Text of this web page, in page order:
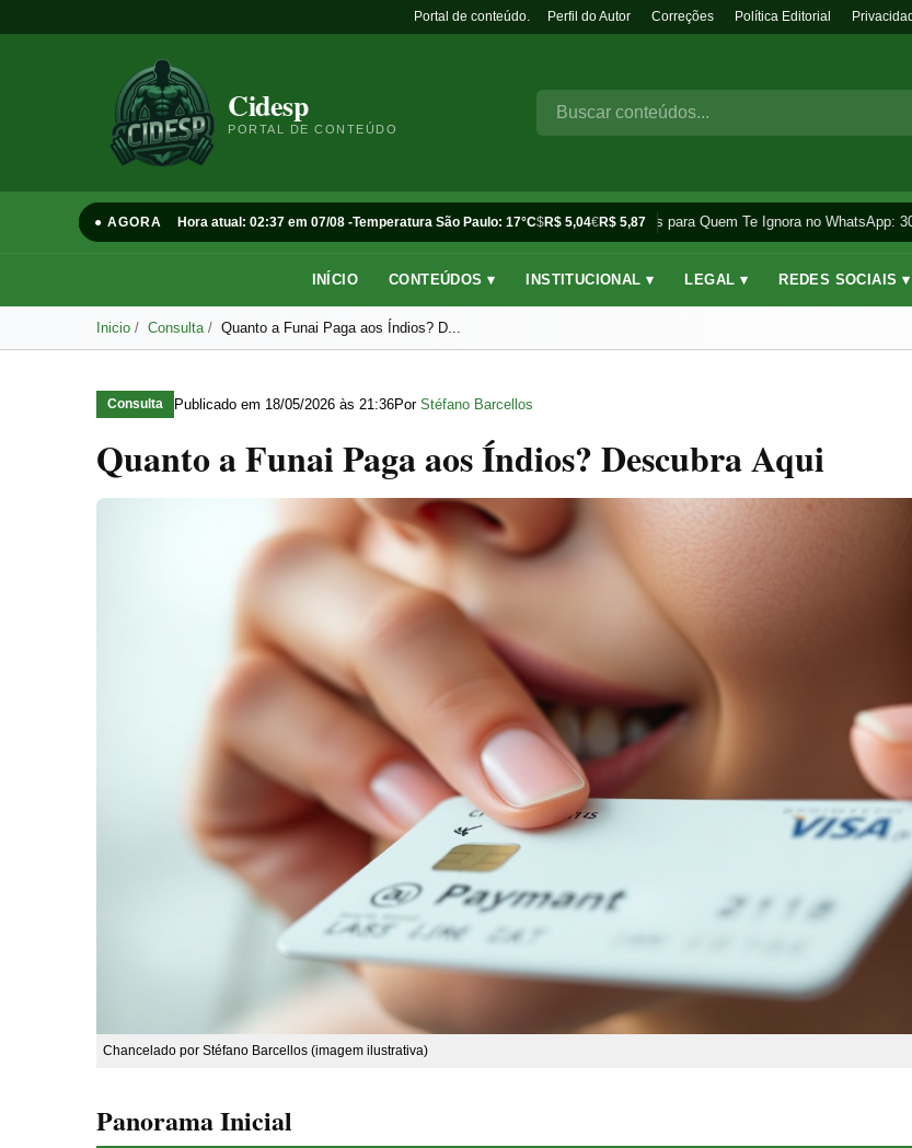
Portal de conteúdo. Perfil do Autor Correções Política Editorial
Cidesp
PORTAL DE CONTEÚDO
● AGORA Hora atual: 02:37 em 07/08 -Temperatura São Paulo: 17°C$R$ 5,04€R$ 5,87
Frases para Quem Te Ignora no WhatsApp: 30
INÍCIO CONTEÚDOS ▾ INSTITUCIONAL ▾ LEGAL ▾ REDES SOCIAIS ▾
Inicio Consulta Quanto a Funai Paga aos Índios? D...
Consulta Publicado em 18/05/2026 às 21:36Por Stéfano Barcellos
Quanto a Funai Paga aos Índios? Descubra Aqui
Chancelado por Stéfano Barcellos (imagem ilustrativa)
Panorama Inicial